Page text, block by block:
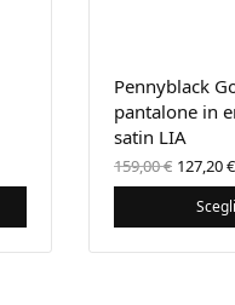
Pennyblack
pantalone in
satin LIA
159,00€ Il
era:
127,20€
è:
Scegli